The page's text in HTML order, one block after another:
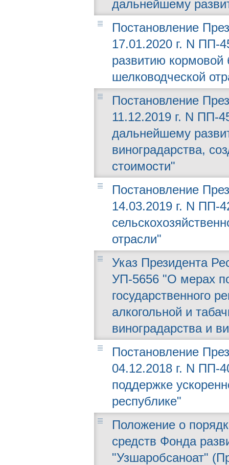
дальнейшему
Постановление
17.01.2020 г. N ПП-
развитию кормовой
шелководческой
Постановление
11.12.2019 г. N ПП-
дальнейшему
виноградарства,
стоимости"
Постановление
14.03.2019 г. N ПП-
отрасли"
Указ Президента
УП-5656 "О мерах
государственного
алкогольной и
виноградарства и
Постановление
04.12.2018 г. N ПП-
поддержке
республике"
Положение о
средств Фонда
"Узшаробсаноат"